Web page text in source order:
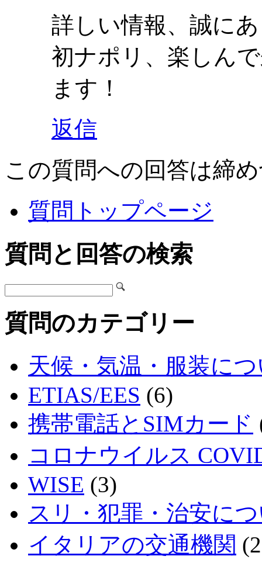
詳しい情報、誠に
初ナポリ、楽しん
ます！
返信
この質問への回答は締
質問トップページ
質問と回答の検索
質問のカテゴリー
天候・気温・服装に
ETIAS/EES (6)
携帯電話とSIMカード
コロナウイルス
WISE (3)
スリ・犯罪・治安に
イタリアの交通機関